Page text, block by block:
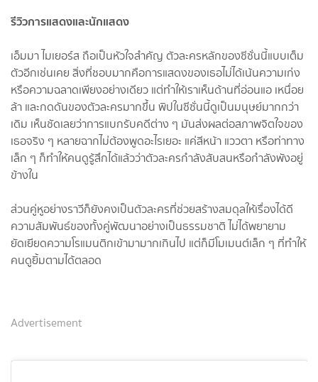
รีวิวการแสดงและนักแสดง
เอ็มมา ไมเยอร์ส ถือเป็นหัวใจสำคัญ ตัวละครหลักของซีซั่นนี้แบบเต็ม
ตัวอีกเช่นเคย สิ่งที่ชอบมากคือการแสดงของเธอไม่ได้เน้นความเก่ง
หรือความฉลาดเพียงอย่างเดียว แต่ทำให้เราเห็นด้านที่อ่อนแอ เหนื่อย
ล้า และกดดันของตัวละครมากขึ้น พิปในซีซั่นนี้ดูเป็นมนุษย์มากกว่า
เดิม เห็นชัดเลยว่าการแบกรับคดีต่าง ๆ มันส่งผลต่อสภาพจิตใจของ
เธอจริง ๆ หลายฉากไม่ต้องพูดอะไรเยอะ แค่สีหน้า แววตา หรือท่าทาง
เล็ก ๆ ก็ทำให้คนดูรู้สึกได้แล้วว่าตัวละครกำลังสับสนหรือกำลังพังอยู่
ข้างใน
ส่วนคู่หูอย่างราวีก็ยังคงเป็นตัวละครที่ช่วยสร้างสมดุลให้เรื่องได้ดี
ความสัมพันธ์ของทั้งคู่พัฒนาอย่างเป็นธรรมชาติ ไม่ได้พยายาม
ยัดเยียดความโรแมนติกเข้ามามากเกินไป แต่ก็มีโมเมนต์เล็ก ๆ ที่ทำให้
คนดูยิ้มตามได้ตลอด
Advertisement